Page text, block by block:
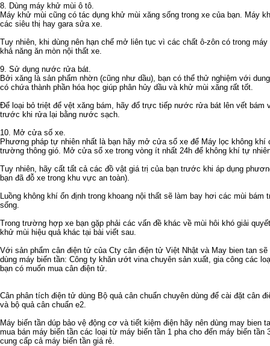
8. Dùng máy khử mùi ô tô.
Máy khử mùi cũng có tác dụng khử mùi xăng sống trong xe của bạn. Máy
các siêu thị hay gara sửa xe.
Tuy nhiên, khi dùng nên hạn chế mở liên tục vì các chất ô-zôn có trong
khả năng ăn mòn nội thất xe.
9. Sử dụng nước rửa bát.
Bởi xăng là sản phẩm nhờn (cũng như dầu), bạn có thể thử nghiệm với
có chứa thành phần hóa học giúp phân hủy dầu và khử mùi xăng rất tốt.
Để loại bỏ triệt để vệt xăng bám, hãy đổ trực tiếp nước rửa bát lên vết bám
trước khi rửa lại bằng nước sạch.
10. Mở cửa số xe.
Phương pháp tự nhiên nhất là bạn hãy mở cửa sổ xe để Máy lọc không khí
trường thông gió. Mở cửa sổ xe trong vòng ít nhất 24h để không khí tự
Tuy nhiên, hãy cất tất cả các đồ vật giá trị của bạn trước khi áp dụng
bạn đã đỗ xe trong khu vực an toàn).
Luồng không khí ổn định trong khoang nội thất sẽ làm bay hơi các mùi bám
sống.
Trong trường hợp xe bạn gặp phải các vấn đề khác về mùi hôi khó giải
khử mùi hiệu quả khác tại bài viết sau.
Với sản phẩm cân điện tử của Cty cân điện tử Việt Nhật và May bien tan sẽ
dùng máy biến tần: Công ty khăn ướt vina chuyên sản xuất, gia công các
bạn có muốn mua cân điện tử
Cân phân tích điện tử dùng Bộ quả cân chuẩn chuyên dùng để cài đặt cân
và bộ quả cân chuẩn e2
Máy biến tần dúp bảo vệ động cơ và tiết kiệm điện hãy nên dùng may bien
mua bán máy biến tần các loại từ máy biến tần 1 pha cho đến máy biến tần
cung cấp cả máy biến tần giá rẻ